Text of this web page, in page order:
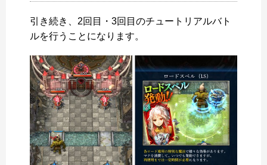
引き続き、2回目・3回目のチュートリアルバト
ルを行うことになります。